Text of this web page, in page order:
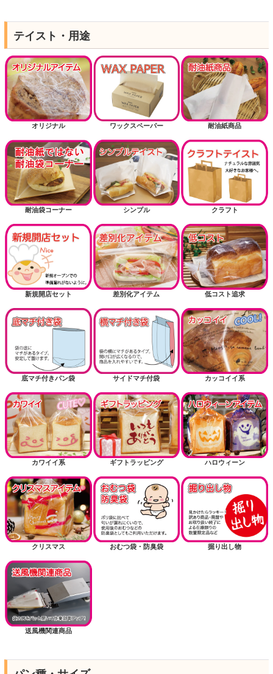
テイスト・用途
オリジナル ワックスペーパー 耐油紙商品
耐油袋コーナー シンプル クラフト
新規開店セット 差別化アイテム 低コスト追求
底マチ付きパン袋 サイドマチ付袋 カッコイイ系
カワイイ系 ギフトラッピング ハロウィーン
クリスマス おむつ袋・防臭袋 掘り出し物
送風機関連商品